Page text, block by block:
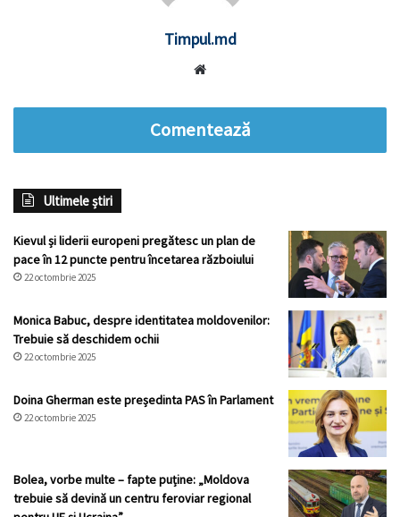
Timpul.md
Comentează
Ultimele știri
Kievul și liderii europeni pregătesc un plan de
pace în 12 puncte pentru încetarea războiului
22 octombrie 2025
Monica Babuc, despre identitatea moldovenilor:
Trebuie să deschidem ochii
22 octombrie 2025
Doina Gherman este președinta PAS în Parlament
22 octombrie 2025
Bolea, vorbe multe – fapte puține: „Moldova
trebuie să devină un centru feroviar regional